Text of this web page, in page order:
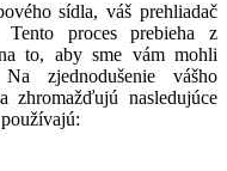
sídla, váš prehliadač
Tento proces prebieha z
to, aby sme vám mohli
zjednodušenie vášho
zhromažďujú nasledujúce